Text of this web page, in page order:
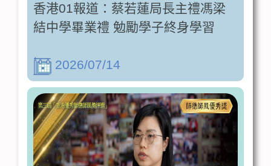
香港01報道：蔡若蓮局長主禮馮梁
結中學畢業禮 勉勵學子終身學習
2026/07/14